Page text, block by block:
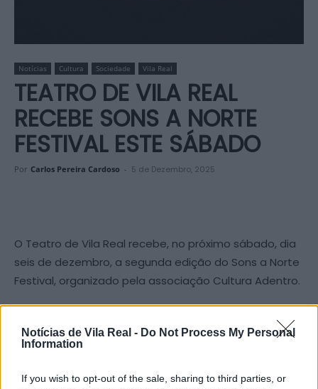
Notícias de Vila Real - Do Not Process My Personal
Information
If you wish to opt-out of the sale, sharing to third parties, or
Notícias Cultura Sociedade Vila Real
TEATRO DE VILA REAL
RECEBE SONS A NORTE
FESTIVAL ESTE SÁBADO
Por Carlos Pereira Cardoso - 5 de Dezembro, 2025
O Teatro de Vila Real recebe, no próximo sábado, dia
seis de dezembro, a segunda edição do Sons a Norte
Festival, organizado pela associação Cultura Adentro.
Concerto, o festival promove sessões musicais entre
constituída por dois artistas em palco, de projetos